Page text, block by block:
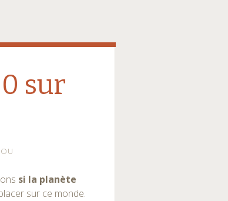
sur
si la planète
sur ce monde.